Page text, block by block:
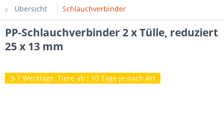
Übersicht Schlauchverbinder
PP-Schlauchverbinder 2 x Tülle, reduziert
25 x 13 mm
3-7 Werktage, Tiere ab ! 10 Tage je nach Art